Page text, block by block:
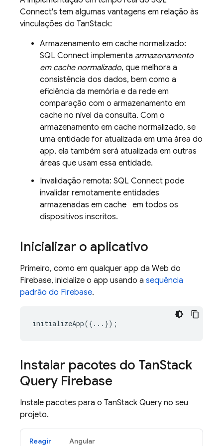
Connect's tem algumas vantagens em relação às
vinculações do TanStack:
Armazenamento em cache normalizado:
SQL Connect implementa armazenamento
em cache normalizado, que melhora a
consistência dos dados, bem como a
eficiência da memória e da rede em
comparação com o armazenamento em
cache no nível da consulta. Com o
armazenamento em cache normalizado, se
uma entidade for atualizada em uma área do
app, ela também será atualizada em outras
áreas que usam essa entidade.
Invalidação remota: SQL Connect pode
invalidar remotamente entidades
armazenadas em cache em todos os
dispositivos inscritos.
Inicializar o aplicativo
Primeiro, como em qualquer app da Web do
Firebase, inicialize o app usando a sequência
padrão do Firebase.
initializeApp({...});
Instalar pacotes do TanStack
Query Firebase
Instale pacotes para o TanStack Query no seu
projeto.
Reagir Angular